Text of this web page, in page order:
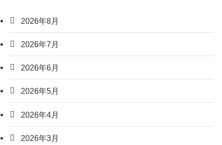
2026年8月
2026年7月
2026年6月
2026年5月
2026年4月
2026年3月